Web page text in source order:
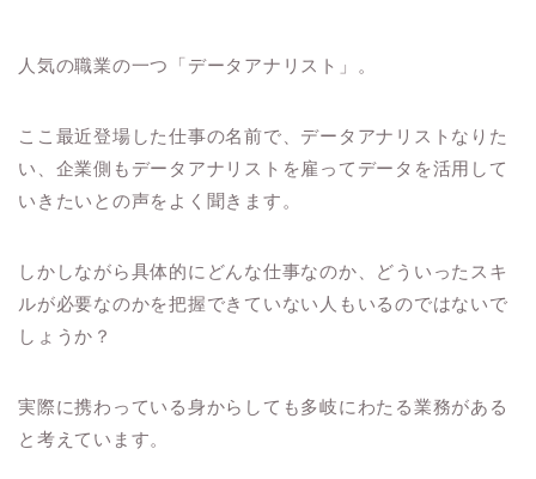
人気の職業の一つ「データアナリスト」。
ここ最近登場した仕事の名前で、データアナリストなりた
い、企業側もデータアナリストを雇ってデータを活用して
いきたいとの声をよく聞きます。
しかしながら具体的にどんな仕事なのか、どういったスキ
ルが必要なのかを把握できていない人もいるのではないで
しょうか？
実際に携わっている身からしても多岐にわたる業務がある
と考えています。